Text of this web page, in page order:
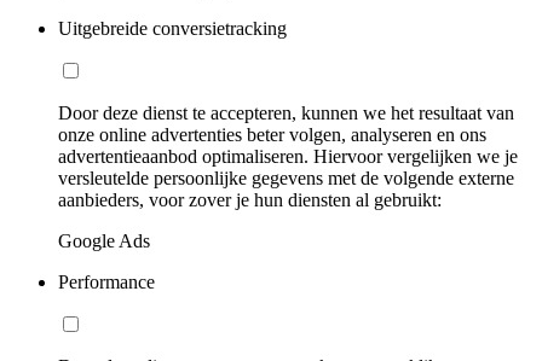
Uitgebreide conversietracking
Door deze dienst te accepteren, kunnen we het resultaat van
onze online advertenties beter volgen, analyseren en ons
advertentieaanbod optimaliseren. Hiervoor vergelijken we je
versleutelde persoonlijke gegevens met de volgende externe
aanbieders, voor zover je hun diensten al gebruikt:
Google Ads
Performance